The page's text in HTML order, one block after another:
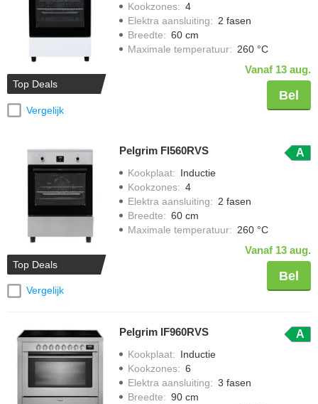
Top Deals
Vergelijk
Kookzones: 4
Elektra aansluiting: 2 fasen
Breedte: 60 cm
Maximale temperatuur: 260 °C
Vanaf 13 aug.
Bel
Top Deals
Vergelijk
Pelgrim FI560RVS A
Kookplaat: Inductie
Kookzones: 4
Elektra aansluiting: 2 fasen
Breedte: 60 cm
Maximale temperatuur: 260 °C
Vanaf 13 aug.
Bel
Pelgrim IF960RVS A
Kookplaat: Inductie
Kookzones: 6
Elektra aansluiting: 3 fasen
Breedte: 90 cm